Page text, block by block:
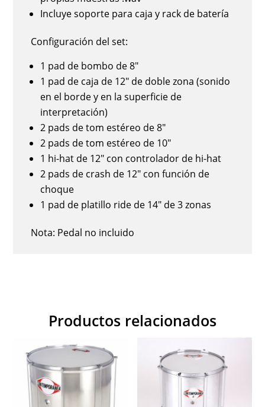
Incluye soporte para caja y rack de batería
Configuración del set:
1 pad de bombo de 8"
1 pad de caja de 12" de doble zona (sonido
en el borde y en la superficie de
interpretación)
2 pads de tom estéreo de 8"
2 pads de tom estéreo de 10"
1 hi-hat de 12" con controlador de hi-hat
2 pads de crash de 12" con función de
choque
1 pad de platillo ride de 14" de 3 zonas
Nota: Pedal no incluido
Productos relacionados